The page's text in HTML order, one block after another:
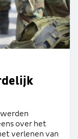
werden
over het
verlenen van